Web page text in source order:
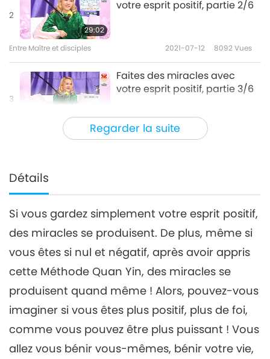
Regarder la suite
2
29:02
votre esprit positif, partie 2/6
Entre Maître et disciples 2021-07-12 8092Vues
3
Faites des miracles avec
votre esprit positif, partie 3/6
Entre Maître et disciples 2021-07-13
4
33:50
Entre Maître et disciples 2021-07-14 7099Vues
Faites des miracles avec
votre esprit positif, partie
5/6
Entre Maître et disciples 2021-07-15
6
Faites des miracles avec
votre esprit positif, partie 6/6
Détails
Si vous gardez simplement votre esprit positif,
des miracles se produisent. De plus, même si
vous êtes si nul et négatif, après avoir appris
cette Méthode Quan Yin, des miracles se
produisent quand même ! Alors, pouvez-vous
imaginer si vous êtes plus positif, plus de foi,
comme vous pouvez être plus puissant ! Vous
allez vous bénir vous-mêmes, bénir votre vie,